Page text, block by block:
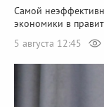
Самой
экономики в
5 августа 12:45